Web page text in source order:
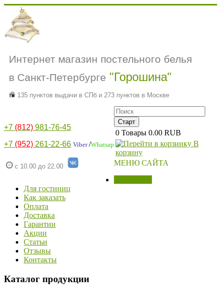
Интернет магазин постельного белья
в Санкт-Петербурге "Горошина"
135 пунктов выдачи в СПб и 273 пунктов в Москве
+7 (812) 981-76-45
+7 (952) 261-22-66 Viber/Whatsap
с 10.00 до 22.00
0 Товары 0.00 RUB
В
корзину
МЕНЮ САЙТА
Для гостиниц
Как заказать
Оплата
Доставка
Гарантии
Акции
Статьи
Отзывы
Контакты
Каталог продукции